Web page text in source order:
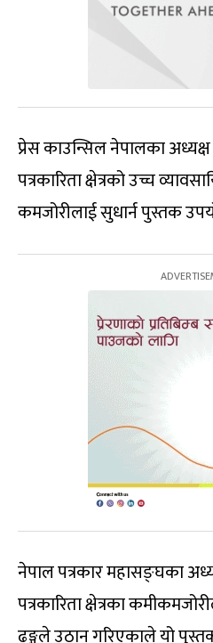
प्रेस काउन्सिल नेपालका
पत्रकारिता क्षेत्रको उच्च
कमजोरीलाई सुधार्न पुस्तक
नेपाल पत्रकार महासङ्घका
पत्रकारिता क्षेत्रका
ढङ्गले उठान गरिएकाले यो पुस्तक